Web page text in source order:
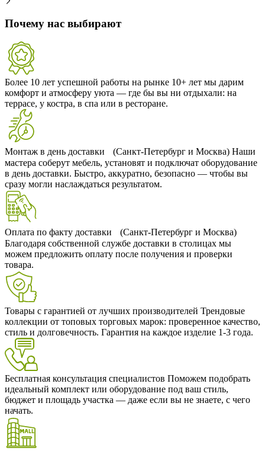
Почему нас выбирают
Более 10 лет успешной работы на рынке 10+ лет мы дарим
комфорт и атмосферу уюта — где бы вы ни отдыхали: на
террасе, у костра, в спа или в ресторане.
Монтаж в день доставки (Санкт-Петербург и Москва) Наши
мастера соберут мебель, установят и подключат оборудование
в день доставки. Быстро, аккуратно, безопасно — чтобы вы
сразу могли наслаждаться результатом.
Оплата по факту доставки (Санкт-Петербург и Москва)
Благодаря собственной службе доставки в столицах мы
можем предложить оплату после получения и проверки
товара.
Товары с гарантией от лучших производителей Трендовые
коллекции от топовых торговых марок: проверенное качество,
стиль и долговечность. Гарантия на каждое изделие 1-3 года.
Бесплатная консультация специалистов Поможем подобрать
идеальный комплект или оборудование под ваш стиль,
бюджет и площадь участка — даже если вы не знаете, с чего
начать.